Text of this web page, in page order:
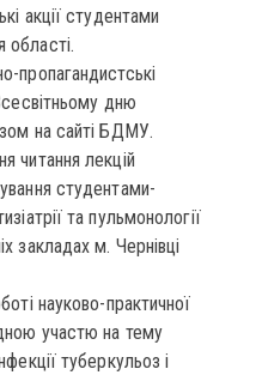
акції студентами
пропагандистські
дню
на сайті БДМУ.
читання лекцій
студентами-
та пульмонології
закладах м. Чернівці
науково-практичної
участю на тему
туберкульоз і